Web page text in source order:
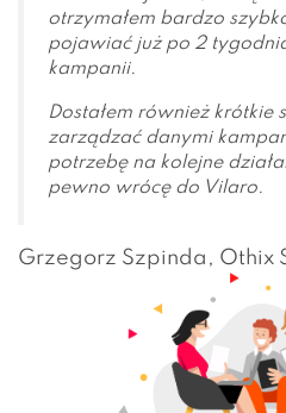
otrzymałem bardzo
pojawiać już po 2
kampanii.
Dostałem również krótkie
zarządzać danymi
potrzebę na kolejne
pewno wrócę do Vilaro.
Grzegorz Szpinda, Othix